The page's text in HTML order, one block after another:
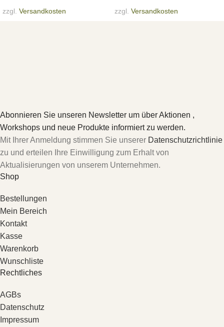
zzgl. Versandkosten zzgl. Versandkosten
Abonnieren Sie unseren Newsletter um über Aktionen ,
Workshops und neue Produkte informiert zu werden.
Mit Ihrer Anmeldung stimmen Sie unserer Datenschutzrichtlinie
zu und erteilen Ihre Einwilligung zum Erhalt von
Aktualisierungen von unserem Unternehmen.
Shop
Bestellungen
Mein Bereich
Kontakt
Kasse
Warenkorb
Wunschliste
Rechtliches
AGBs
Datenschutz
Impressum